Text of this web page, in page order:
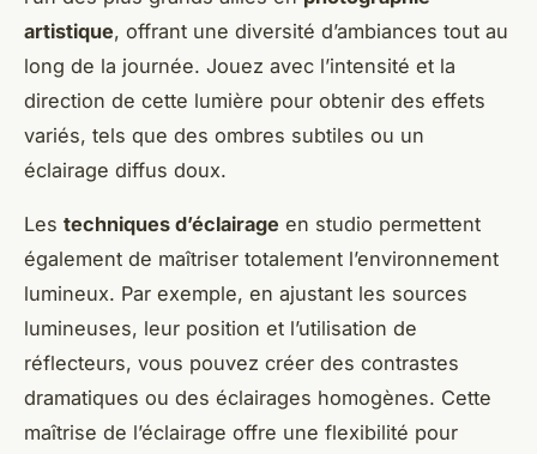
artistique, offrant une diversité d’ambiances tout au
long de la journée. Jouez avec l’intensité et la
direction de cette lumière pour obtenir des effets
variés, tels que des ombres subtiles ou un
éclairage diffus doux.
Les techniques d’éclairage en studio permettent
également de maîtriser totalement l’environnement
lumineux. Par exemple, en ajustant les sources
lumineuses, leur position et l’utilisation de
réflecteurs, vous pouvez créer des contrastes
dramatiques ou des éclairages homogènes. Cette
maîtrise de l’éclairage offre une flexibilité pour